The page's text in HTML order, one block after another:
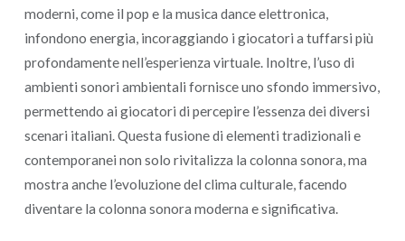
moderni, come il pop e la musica dance elettronica,
infondono energia, incoraggiando i giocatori a tuffarsi più
profondamente nell’esperienza virtuale. Inoltre, l’uso di
ambienti sonori ambientali fornisce uno sfondo immersivo,
permettendo ai giocatori di percepire l’essenza dei diversi
scenari italiani. Questa fusione di elementi tradizionali e
contemporanei non solo rivitalizza la colonna sonora, ma
mostra anche l’evoluzione del clima culturale, facendo
diventare la colonna sonora moderna e significativa.